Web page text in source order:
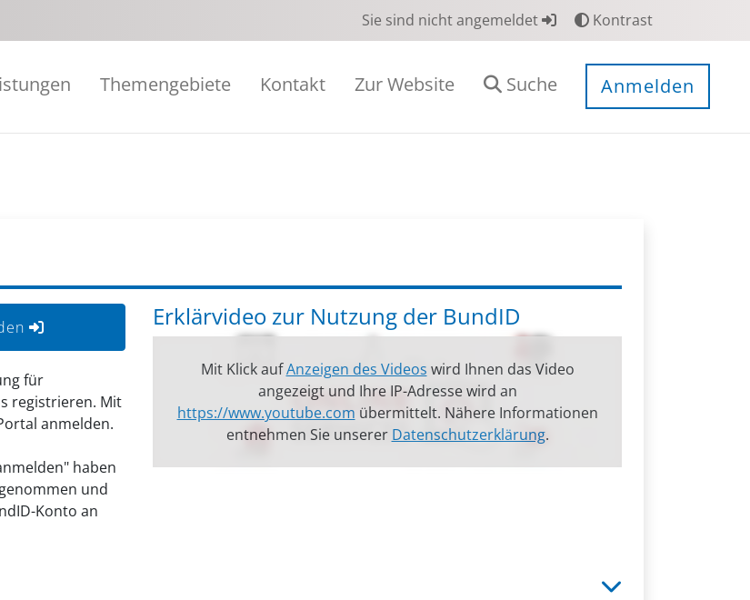
Sie sind nicht angemeldet Kontrast
Themengebiete Kontakt Zur Website Suche Anmelden
für
registrieren. Mit
anmelden.
haben
und
Konto an
Erklärvideo zur Nutzung der BundID
Mit Klick aufAnzeigen des Videos wird Ihnen das Video
angezeigt und Ihre IP-Adresse wird an
https://www.youtube.com übermittelt. Nähere Informationen
entnehmen Sie unserer Datenschutzerklärung.